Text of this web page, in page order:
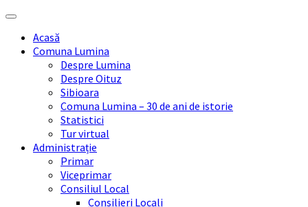
Skip
content
Skip
sidebar
Skip
right
sidebar
Skip
footerAcasă
Comuna Lumina
Despre Lumina
Despre Oituz
Sibioara
Comuna Lumina – 30 de ani de istorie
Statistici
Tur virtual
Administrație
Primar
Viceprimar
Consiliul Local
Consilieri Locali